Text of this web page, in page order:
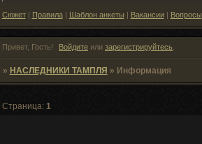
Сюжет| Правила| Шаблон анкеты | Вакансии| Вопросы
Привет, Гость! Войдите или зарегистрируйтесь
» НАСЛЕДНИКИ ТАМПЛЯ » Информация
Страница: 1